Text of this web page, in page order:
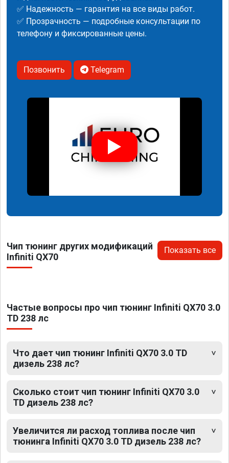
✅ Надежность — гарантия на все виды работ.
✅ Прозрачность — подробные консультации по
телефону и фиксированные цены.
Позвонить Telegram
Чип тюнинг других модификаций
Infiniti QX70
Показать все
Частые вопросы про чип тюнинг Infiniti QX70 3.0
TD 238 лс
Что дает чип тюнинг Infiniti QX70 3.0 TD
дизель 238 лс?
Сколько стоит чип тюнинг Infiniti QX70 3.0
TD дизель 238 лс?
Увеличится ли расход топлива после чип
тюнинга Infiniti QX70 3.0 TD дизель 238 лс?